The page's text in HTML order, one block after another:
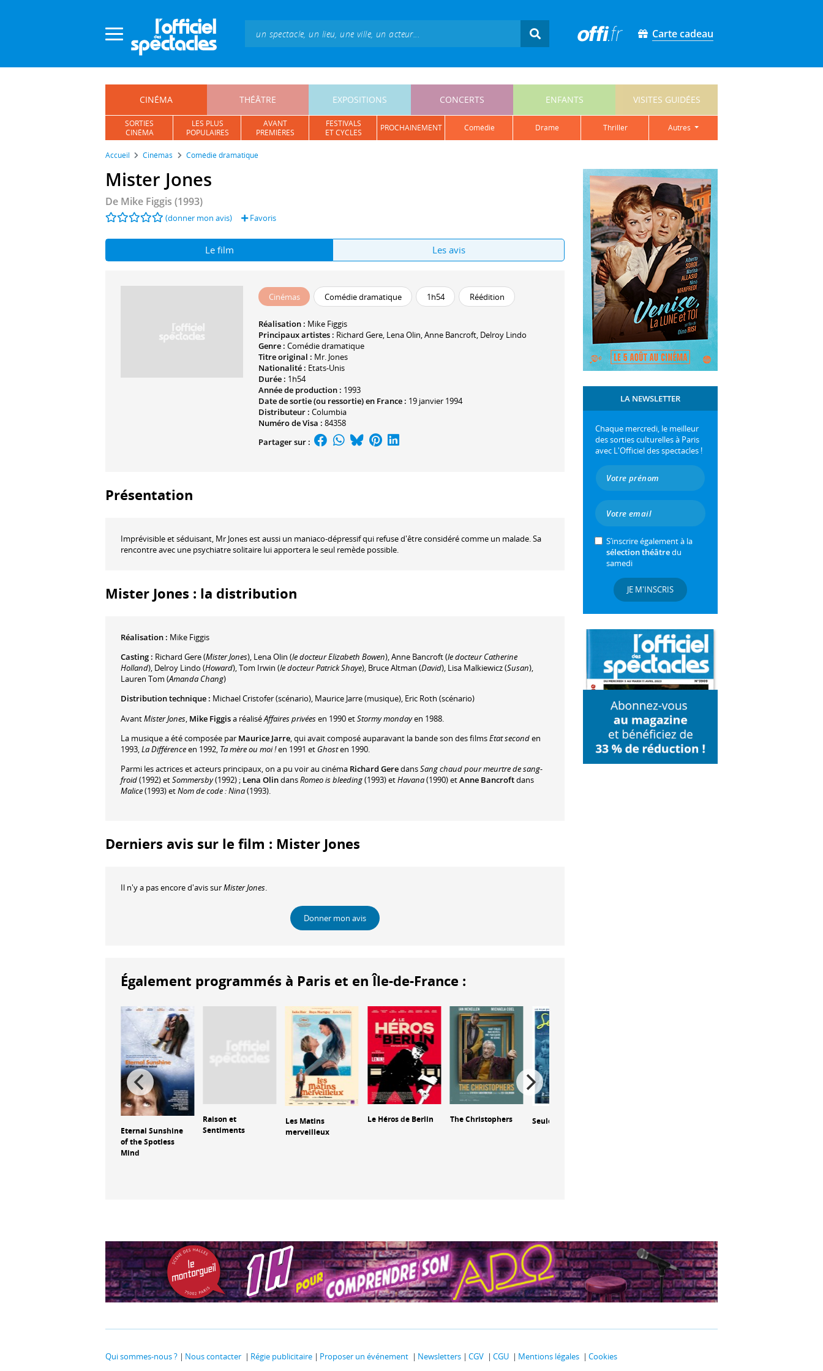
Carte cadeau
CINÉMA THÉÂTRE EXPOSITIONS CONCERTS ENFANTS VISITES GUIDÉES
SORTIES
CINÉMA
LES PLUS
POPULAIRES
AVANT
PREMIÈRES
FESTIVALS
ET CYCLES
PROCHAINEMENT comédie drame thriller autres
Accueil Cinémas Comédie dramatique
Mister Jones
De Mike Figgis (1993)
(donner mon avis) Favoris
Le film Les avis
Cinémas Comédie dramatique 1h54 Réédition
Réalisation : Mike Figgis
Principaux artistes : Richard Gere, Lena Olin,Anne Bancroft, Delroy Lindo
Genre : Comédie dramatique
Titre original : Mr. Jones
Nationalité : Etats-Unis
Durée : 1h54
Année de production : 1993
Date de sortie (ou ressortie) en France : 19 janvier 1994
Distributeur : Columbia
Numéro de Visa : 84358
Partager sur :
Présentation
Imprévisible et séduisant, Mr Jones est aussi un maniaco-dépressif qui refuse d'être considéré comme un malade. Sa
rencontre avec une psychiatre solitaire lui apportera le seul remède possible.
Mister Jones : la distribution
Réalisation : Mike Figgis
Casting : Richard Gere(Mister Jones), Lena Olin (le docteur Elizabeth Bowen),Anne Bancroft(le docteur Catherine
Holland), Delroy Lindo (Howard),Tom Irwin (le docteur Patrick Shaye), Bruce Altman (David), Lisa Malkiewicz(Susan),
Lauren Tom (Amanda Chang)
Distribution technique : Michael Cristofer(scénario), Maurice Jarre(musique), Eric Roth (scénario)
AvantMister Jones, Mike Figgisa réaliséAffaires privéesen 1990 etStormy mondayen 1988.
La musique a été composée par Maurice Jarre, qui avait composé auparavant la bande son des filmsEtat seconden
1993,La Différenceen 1992, Ta mère ou moi !en 1991 et Ghosten 1990.
Parmi les actrices et acteurs principaux, on a pu voir au cinéma Richard GeredansSang chaud pour meurtre de sang-
froid(1992) etSommersby(1992) ; Lena OlindansRomeo is bleeding(1993) etHavana(1990) etAnne Bancroftdans
Malice(1993) etNom de code : Nina(1993).
Derniers avis sur le film : Mister Jones
Il n'y a pas encore d'avis surMister Jones.
Donner mon avis
Également programmés à Paris et en Île-de-France :
Eternal Sunshine
of the Spotless
Mind
Raison et
Sentiments
Les Matins
merveilleux
Le Héros de Berlin The Christophers Seule la vie
LA NEWSLETTER
Chaque mercredi, le meilleur
des sorties culturelles à Paris
avec L'Officiel des spectacles !
S’inscrire également à la
sélection théâtredu
samedi
JE M'INSCRIS
Qui sommes-nous ? Nous contacter Régie publicitaire Proposer un événement Newsletters CGV CGU Mentions légales Cookies